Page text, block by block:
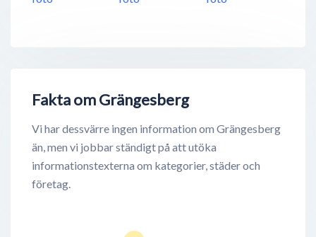
Fakta om Grängesberg
Vi har dessvärre ingen information om Grängesberg
än, men vi jobbar ständigt på att utöka
informationstexterna om kategorier, städer och
företag.